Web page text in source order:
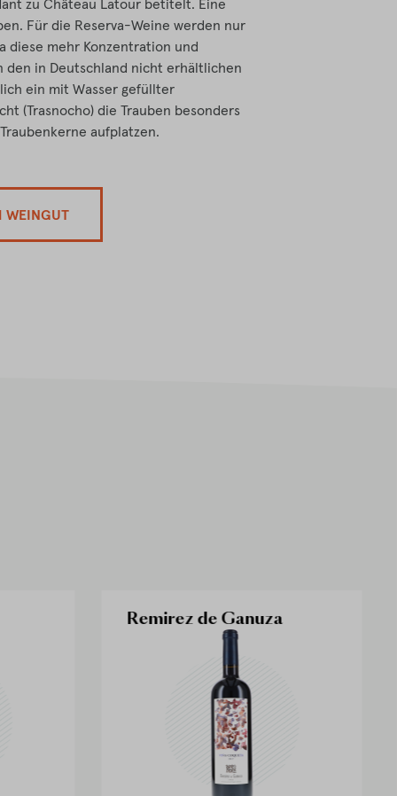
Für die Reserva-Weine werden nur
diese mehr Konzentration und
den in Deutschland nicht erhältlichen
ein mit Wasser gefüllter
(Trasnocho) die Trauben besonders
aufplatzen.
WEINGUT
Remirez de Ganuza